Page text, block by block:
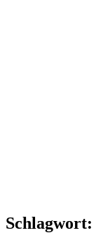
Schlagwort: